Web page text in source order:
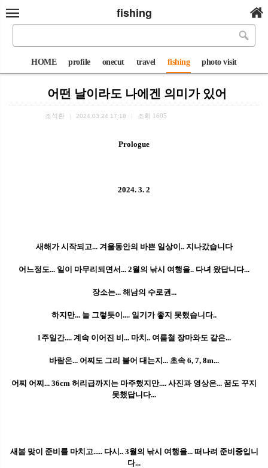
fishing
HOME profile onecut travel fishing photo visit
어떤 날이라도 나에겐 의미가 있어
조석환 2024.03.24 17:18 조회 1605
Prologue
2024. 3. 2
새해가 시작되고...겨울동안의 바쁜 일상이.. 지나갔습니다
어느정도... 일이 마무리되면서... 2월의 낚시 여행을.. 다녀 왔답니다...
장소는... 해남의 수로권...
하지만... 늘 그렇듯이.... 일기가 좋지 못했습니다..
1주일간.... 계속 이어진 비... 마치.. 여름철 장마와도 같은...
바람은... 어찌도 그리 불어 대는지... 초속 6, 7, 8m...
어찌 어찌... 36cm 허리급까지는 마주했지만.... 사진과 영상은... 꿈도 꾸지
못했답니다...
새봄 맞이 준비를 마치고..... 다시.. 3월의 낚시 여행을... 떠나려 준비중입니
다...